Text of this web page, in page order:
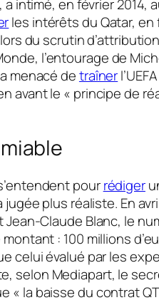
intimé, en février 2014,
les intérêts du Qatar,
du scrutin
, l’entourage de
menacé detraîner
avant le « principe de
pourrédiger
plus réaliste. En
Claude Blanc, le
: 100 millions
celui évalué par les
selon Mediapart, le
« la baisse du contrat